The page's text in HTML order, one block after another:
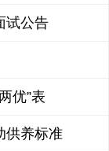
试公告
优”表
供养标准